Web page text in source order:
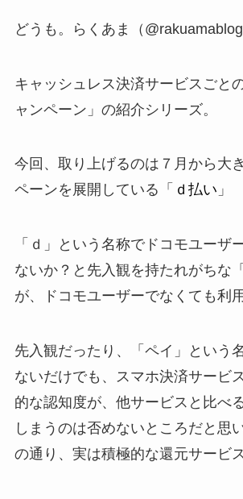
どうも。らくあま（@rakuamablog
キャッシュレス決済サービスごと
ャンペーン」の紹介シリーズ。
今回、取り上げるのは７月から大
ペーンを展開している「 ｄ払い 」
「ｄ」という名称でドコモユーザ
ないか？と先入観を持たれがちな
が、ドコモユーザーでなくても利
先入観だったり、「ペイ」という
ないだけでも、スマホ決済サービ
的な認知度が、他サービスと比べ
しまうのは否めないところだと思
の通り、実は積極的な還元サービ